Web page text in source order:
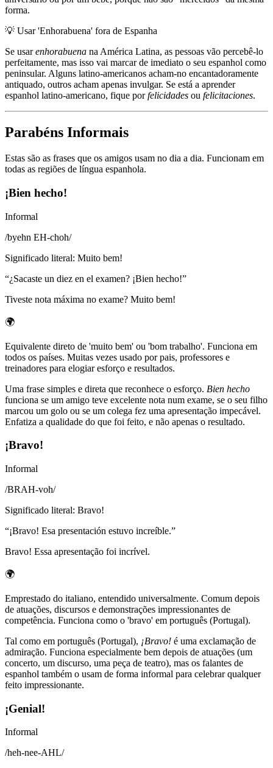
forma.
💡 Usar 'Enhorabuena' fora de Espanha
Se usarenhorabuena na América Latina, as pessoas vão percebê-lo
perfeitamente, mas isso vai marcar de imediato o seu espanhol como
peninsular. Alguns latino-americanos acham-no encantadoramente
antiquado, outros acham apenas invulgar. Se está a aprender
espanhol latino-americano, fique porfelicidades ou felicitaciones.
Parabéns Informais
Estas são as frases que os amigos usam no dia a dia. Funcionam em
todas as regiões de língua espanhola.
¡Bien hecho!
Informal
/byehn EH-choh/
Significado literal: Muito bem!
“¿Sacaste un diez en el examen? ¡Bien hecho!”
Tiveste nota máxima no exame? Muito bem!
🌍
Equivalente direto de 'muito bem' ou 'bom trabalho'. Funciona em
todos os países. Muitas vezes usado por pais, professores e
treinadores para elogiar esforço e resultados.
Uma frase simples e direta que reconhece o esforço. Bien hecho
funciona se um amigo teve excelente nota num exame, se o seu filho
marcou um golo ou se um colega fez uma apresentação impecável.
Enfatiza a qualidade do que foi feito, e não apenas o resultado.
¡Bravo!
Informal
/BRAH-voh/
Significado literal: Bravo!
“¡Bravo! Esa presentación estuvo increíble.”
Bravo! Essa apresentação foi incrível.
🌍
Emprestado do italiano, entendido universalmente. Comum depois
de atuações, discursos e demonstrações impressionantes de
competência. Funciona como o 'bravo' em português (Portugal).
Tal como em português (Portugal), ¡Bravo! é uma exclamação de
admiração. Funciona especialmente bem depois de atuações (um
concerto, um discurso, uma peça de teatro), mas os falantes de
espanhol também o usam de forma informal para celebrar qualquer
feito impressionante.
¡Genial!
Informal
/heh-nee-AHL/